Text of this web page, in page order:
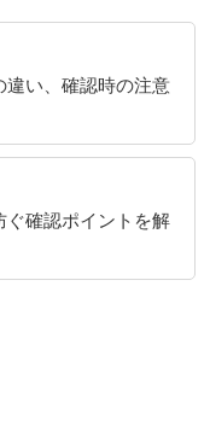
違い、確認時の注意
ぐ確認ポイントを解